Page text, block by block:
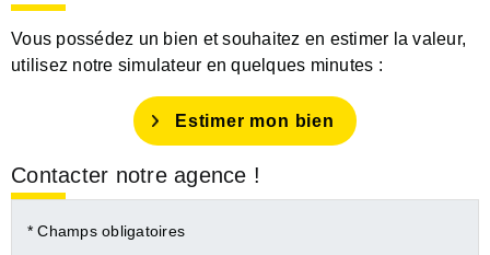
Vous possédez un bien et souhaitez en estimer la valeur,
utilisez notre simulateur en quelques minutes :
Estimer mon bien
Contacter notre agence !
* Champs obligatoires